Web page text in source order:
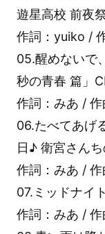
遊星高校 前夜
作詞：yuiko /
05.醒めないで
秒の青春 篇」
作詞：みあ /
06.たべてあ
日♪ 衛宮さん
作詞：みあ /
07.ミッドナイ
作詞：みあ /